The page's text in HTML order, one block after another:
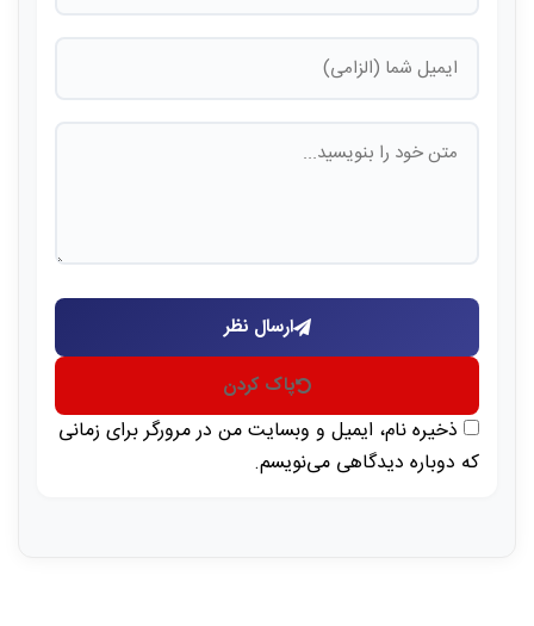
ارسال نظر
پاک کردن
ذخیره نام، ایمیل و وبسایت من در مرورگر برای زمانی
که دوباره دیدگاهی می‌نویسم.